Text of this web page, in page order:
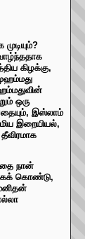
கிழக்கு,
ஒரு
இஸ்லாம்
இறையியல்,
நான்
கொண்டு,